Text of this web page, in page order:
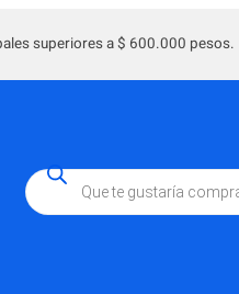
superiores a $ 600.000 pesos.
Búsqueda
de
productos